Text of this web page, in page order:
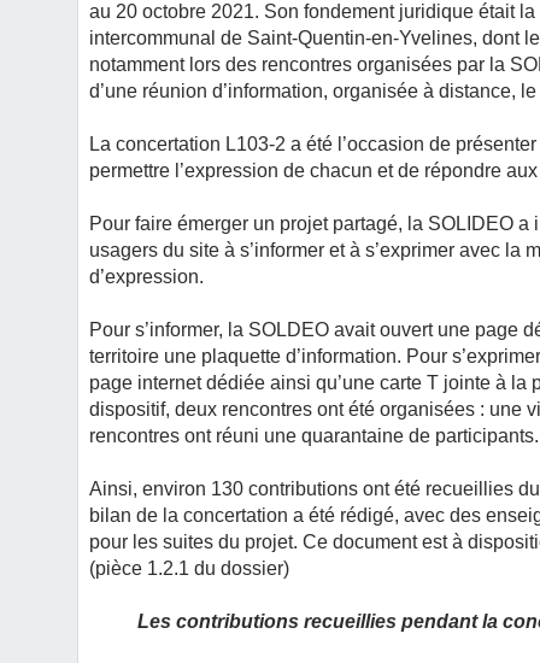
au 20 octobre 2021. Son fondement juridique était
intercommunal de Saint-Quentin-en-Yvelines, dont
notamment lors des rencontres organisées par la
d’une réunion d’information, organisée à distance,
La concertation L103-2 a été l’occasion de
permettre l’expression de chacun et de répondre
Pour faire émerger un projet partagé, la SOLIDEO
usagers du site à s’informer et à s’exprimer avec la
d’expression.
Pour s’informer, la SOLDEO avait ouvert une page
territoire une plaquette d’information. Pour
page internet dédiée ainsi qu’une carte T jointe à la
dispositif, deux rencontres ont été organisées : une
rencontres ont réuni une quarantaine de participants.
Ainsi, environ 130 contributions ont été recueillies
bilan de la concertation a été rédigé, avec des
pour les suites du projet. Ce document est à
(pièce 1.2.1 du dossier)
Les contributions recueillies pendant la